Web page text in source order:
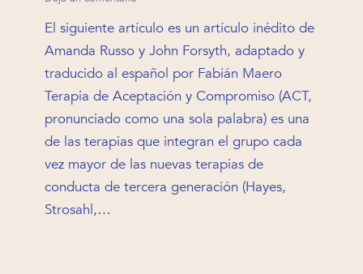
El siguiente artículo es un artículo inédito de
Amanda Russo y John Forsyth, adaptado y
traducido al español por Fabián Maero
Terapia de Aceptación y Compromiso (ACT,
pronunciado como una sola palabra) es una
de las terapias que integran el grupo cada
vez mayor de las nuevas terapias de
conducta de tercera generación (Hayes,
Strosahl,…